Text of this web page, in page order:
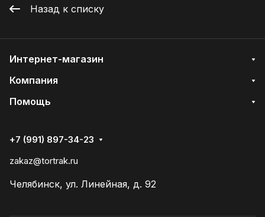
Назад к списку
Интернет-магазин
Компания
Помощь
+7 (991) 897-34-23
zakaz@tortrak.ru
Челябинск, ул. Линейная, д. 92